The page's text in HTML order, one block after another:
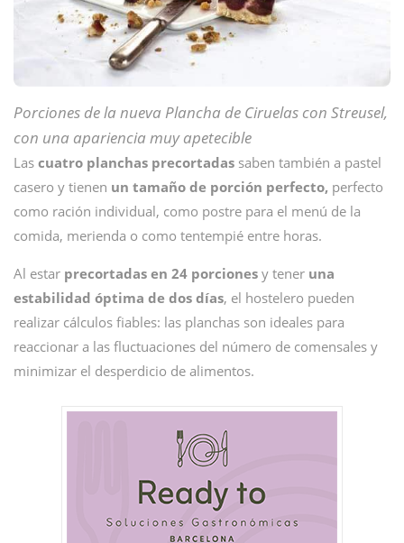
Porciones de la nueva Plancha de Ciruelas con Streusel,
con una apariencia muy apetecible
Las cuatro planchas precortadas saben también a pastel
casero y tienen un tamaño de porción perfecto, perfecto
como ración individual, como postre para el menú de la
comida, merienda o como tentempié entre horas.
Al estar precortadas en 24 porciones y tener una
estabilidad óptima de dos días, el hostelero pueden
realizar cálculos fiables: las planchas son ideales para
reaccionar a las fluctuaciones del número de comensales y
minimizar el desperdicio de alimentos.